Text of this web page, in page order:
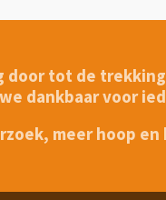
tot de
dankbaar voor
meer hoop